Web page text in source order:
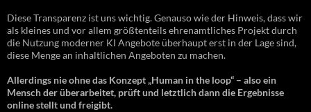
Diese Transparenz ist uns wichtig. Genauso wie der Hinweis, dass wir
als kleines und vor allem größtenteils ehrenamtliches Projekt durch
die Nutzung moderner KI Angebote überhaupt erst in der Lage sind,
diese Menge an inhaltlichen Angeboten zu machen.
Allerdings nie ohne das Konzept „Human in the loop“ – also ein
Mensch der überarbeitet, prüft und letztlich dann die Ergebnisse
online stellt und freigibt.